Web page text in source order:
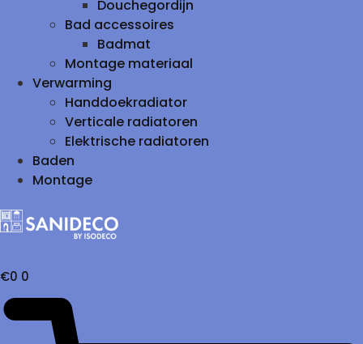
Douchegordijn
Bad accessoires
Badmat
Montage materiaal
Verwarming
Handdoekradiator
Verticale radiatoren
Elektrische radiatoren
Baden
Montage
€0 0